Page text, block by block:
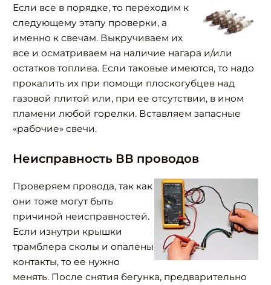
Если все в порядке, то переходим к
следующему этапу проверки, а
именно к свечам. Выкручиваем их
все и осматриваем на наличие нагара и/или
остатков топлива. Если таковые имеются, то надо
прокалить их при помощи плоскогубцев над
газовой плитой или, при ее отсутствии, в ином
пламени любой горелки. Вставляем запасные
«рабочие» свечи.
Неисправность ВВ проводов
Проверяем провода, так как
они тоже могут быть
причиной неисправностей.
Если изнутри крышки
трамблера сколы и опалены
контакты, то ее нужно
менять. После снятия бегунка, предварительно